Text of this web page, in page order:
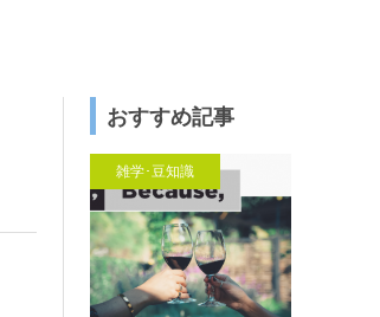
おすすめ記事
雑学･豆知識